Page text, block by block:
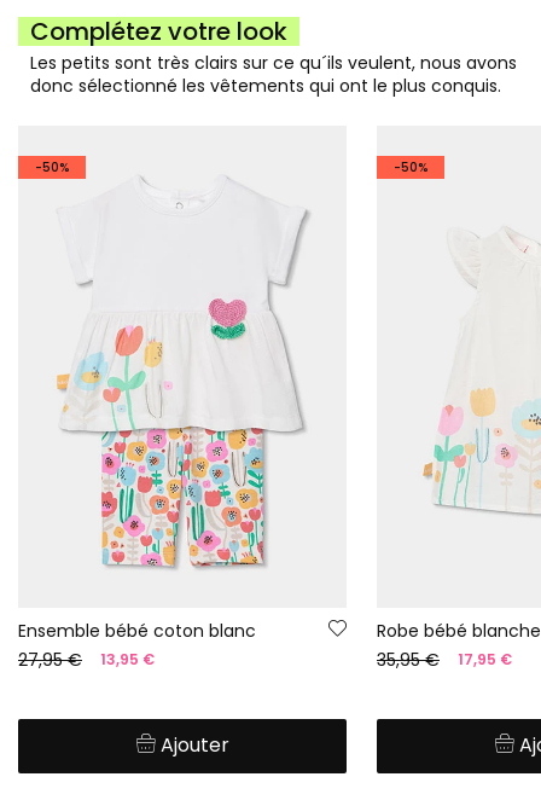
Complétez votre look
Les petits sont très clairs sur ce qu´ils veulent, nous avons
donc sélectionné les vêtements qui ont le plus conquis.
-50%
Ensemble bébé coton blanc
27,95 €
13,95 €
Ajouter
-50%
Robe bébé blanche
35,95 €
17,95 €